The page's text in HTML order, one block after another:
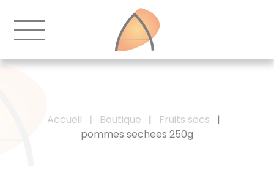
Accueil | Boutique | Fruits secs
|
pommes sechees 250g